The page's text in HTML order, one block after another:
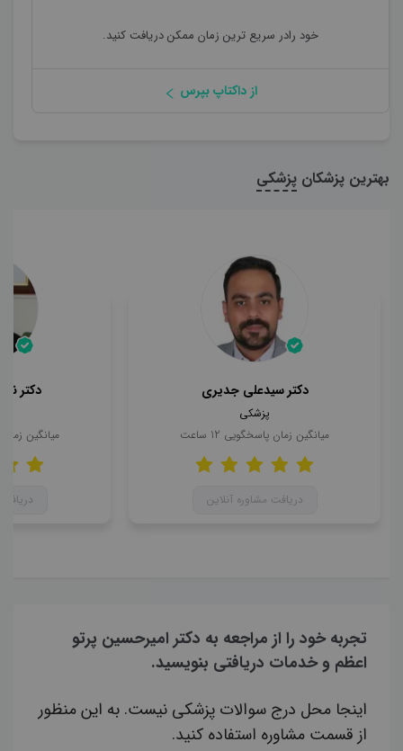
خود رادر سریع ترین زمان ممکن دریافت کنید.
از داکتاپ بپرس
بهترین پزشکان پزشکی
دکتر سیدعلی جدیری
پزشکی
میانگین زمان پاسخگویی 12 ساعت
دریافت مشاوره آنلاین
دکتر
میانگین
تجربه خود را از مراجعه به دکتر امیرحسین پرتو
اعظم و خدمات دریافتی بنویسید.
اینجا محل درج سوالات پزشکی نیست. به این منظور
از قسمت مشاوره استفاده کنید.